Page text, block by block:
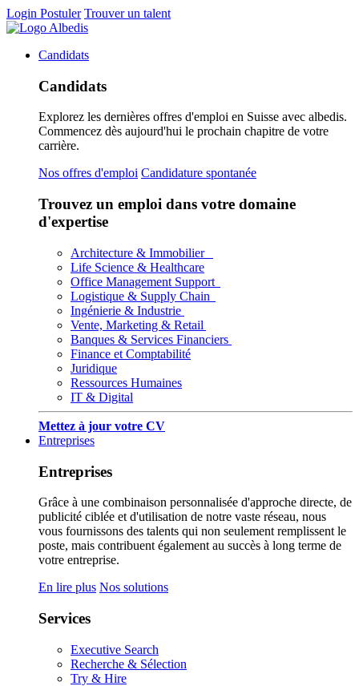
Login Postuler Trouver un talent
Candidats
Candidats
Explorez les dernières offres d'emploi en Suisse avec albedis.
Commencez dès aujourd'hui le prochain chapitre de votre
carrière.
Nos offres d'emploi Candidature spontanée
Trouvez un emploi dans votre domaine
d'expertise
Architecture & Immobilier
Life Science & Healthcare
Office Management Support
Logistique & Supply Chain
Ingénierie & Industrie
Vente, Marketing & Retail
Banques & Services Financiers
Finance et Comptabilité
Juridique
Ressources Humaines
IT & Digital
Mettez à jour votre CV
Entreprises
Entreprises
Grâce à une combinaison personnalisée d'approche directe, de
publicité ciblée et d'utilisation de notre vaste réseau, nous
vous fournissons des talents qui non seulement remplissent le
poste, mais contribuent également au succès à long terme de
votre entreprise.
En lire plus Nos solutions
Services
Executive Search
Recherche & Sélection
Try & Hire